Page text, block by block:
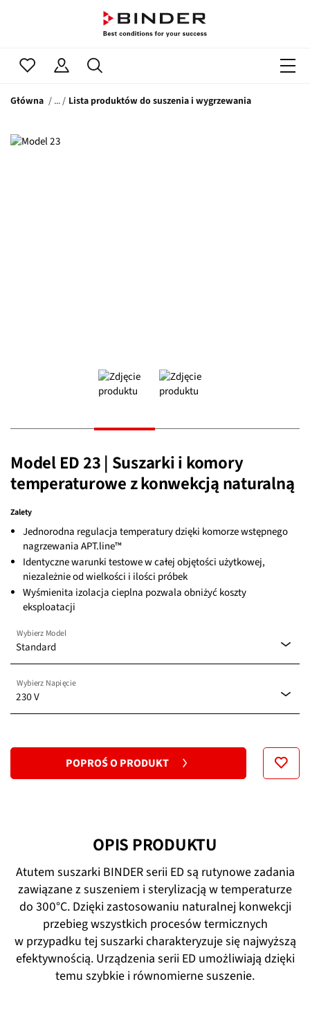
Główna Lista produktów do suszenia i wygrzewania
Model ED 23 | Suszarki i komory
temperaturowe z konwekcją naturalną
Zalety
Jednorodna regulacja temperatury dzięki komorze wstępnego
nagrzewania APT.line™
Identyczne warunki testowe w całej objętości użytkowej,
niezależnie od wielkości i ilości próbek
Wyśmienita izolacja cieplna pozwala obniżyć koszty
eksploatacji
Standard
Wybierz Model
Standard
230 V
Wybierz Napięcie
POPROŚ O PRODUKT
OPIS PRODUKTU
Atutem suszarki BINDER serii ED są rutynowe zadania
zawiązane z suszeniem i sterylizacją w temperaturze
do 300°C. Dzięki zastosowaniu naturalnej konwekcji
przebieg wszystkich procesów termicznych
w przypadku tej suszarki charakteryzuje się najwyższą
efektywnością. Urządzenia serii ED umożliwiają dzięki
temu szybkie i równomierne suszenie.